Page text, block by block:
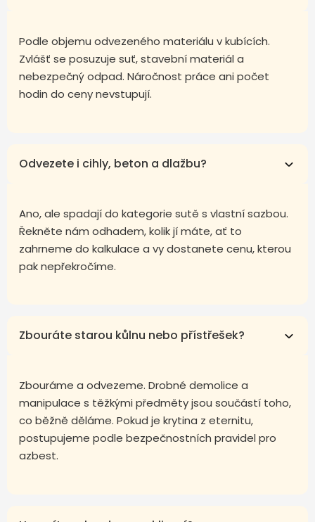
Podle objemu odvezeného materiálu v kubících.
Zvlášť se posuzuje suť, stavební materiál a
nebezpečný odpad. Náročnost práce ani počet
hodin do ceny nevstupují.
Odvezete i cihly, beton a dlažbu?
Ano, ale spadají do kategorie sutě s vlastní sazbou.
Řekněte nám odhadem, kolik jí máte, ať to
zahrneme do kalkulace a vy dostanete cenu, kterou
pak nepřekročíme.
Zbouráte starou kůlnu nebo přístřešek?
Zbouráme a odvezeme. Drobné demolice a
manipulace s těžkými předměty jsou součástí toho,
co běžně děláme. Pokud je krytina z eternitu,
postupujeme podle bezpečnostních pravidel pro
azbest.